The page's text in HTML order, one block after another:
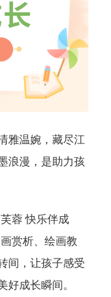
雅温婉，藏尽江
浪漫，是助力孩
蓉 快乐伴成
赏析、绘画教
间，让孩子感受
好成长瞬间。